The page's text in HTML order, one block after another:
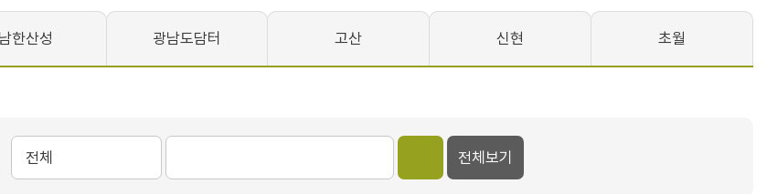
남한산성 광남도담터 고산 신현 초월
전체보기